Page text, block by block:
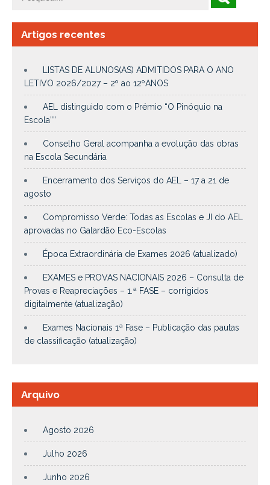
Artigos recentes
LISTAS DE ALUNOS(AS) ADMITIDOS PARA O ANO
LETIVO 2026/2027 – 2º ao 12ºANOS
AEL distinguido com o Prémio “O Pinóquio na
Escola””
Conselho Geral acompanha a evolução das obras
na Escola Secundária
Encerramento dos Serviços do AEL – 17 a 21 de
agosto
Compromisso Verde: Todas as Escolas e JI do AEL
aprovadas no Galardão Eco-Escolas
Época Extraordinária de Exames 2026 (atualizado)
EXAMES e PROVAS NACIONAIS 2026 – Consulta de
Provas e Reapreciações – 1.ª FASE – corrigidos
digitalmente (atualização)
Exames Nacionais 1ª Fase – Publicação das pautas
de classificação (atualização)
Arquivo
Agosto 2026
Julho 2026
Junho 2026